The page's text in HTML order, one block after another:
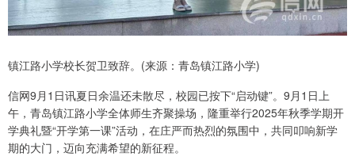
镇江路小学校长贺卫致辞。(来源：青岛镇江路小学)
信网9月1日讯夏日余温还未散尽，校园已按下“启动键”。9月1日上
午，青岛镇江路小学全体师生齐聚操场，隆重举行2025年秋季学期开
学典礼暨“开学第一课”活动，在庄严而热烈的氛围中，共同叩响新学
期的大门，迈向充满希望的新征程。